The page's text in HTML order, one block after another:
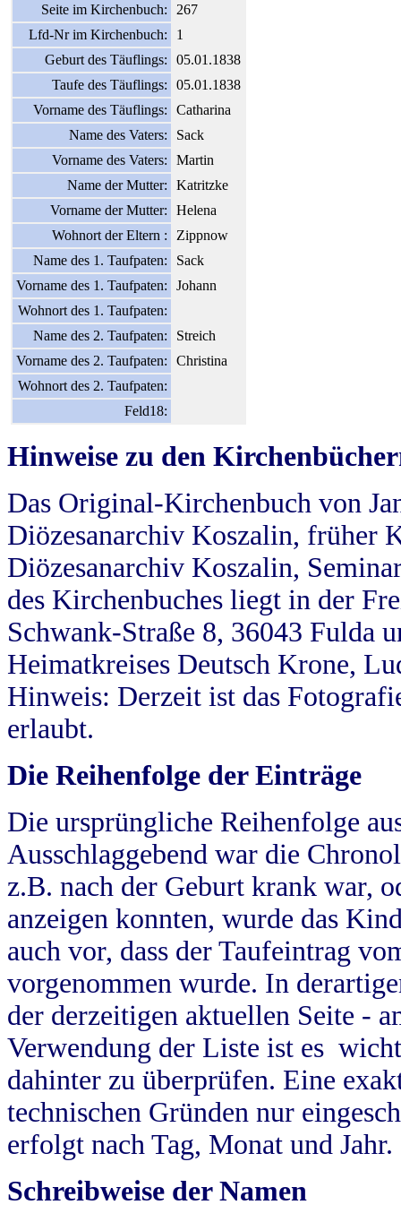
Seite im Kirchenbuch:
267
Lfd-Nr im Kirchenbuch:
1
Geburt des Täuflings:
05.01.1838
Taufe des Täuflings:
05.01.1838
Vorname des Täuflings:
Catharina
Name des Vaters:
Sack
Vorname des Vaters:
Martin
Name der Mutter:
Katritzke
Vorname der Mutter:
Helena
Wohnort der Eltern :
Zippnow
Name des 1. Taufpaten:
Sack
Vorname des 1. Taufpaten:
Johann
Wohnort des 1. Taufpaten:
Name des 2. Taufpaten:
Streich
Vorname des 2. Taufpaten:
Christina
Wohnort des 2. Taufpaten:
Feld18:
Hinweise zu den
Das Original-Kirchenbuch von
Diözesanarchiv Koszalin, früher
Diözesanarchiv Koszalin,
des Kirchenbuches liegt in der
Schwank-Straße 8, 36043 Fulda
Heimatkreises Deutsch Krone,
Hinweis: Derzeit ist das
erlaubt.
Die Reihenfolge der Einträge
Die ursprüngliche Reihenfolge
Ausschlaggebend war die
z.B. nach der Geburt krank war,
anzeigen konnten, wurde das
auch vor, dass der Taufeintrag
vorgenommen wurde. In
der derzeitigen aktuellen Seite -
Verwendung der Liste ist es
dahinter zu überprüfen. Eine
technischen Gründen nur
erfolgt nach Tag, Monat und Jahr.
Schreibweise der Namen